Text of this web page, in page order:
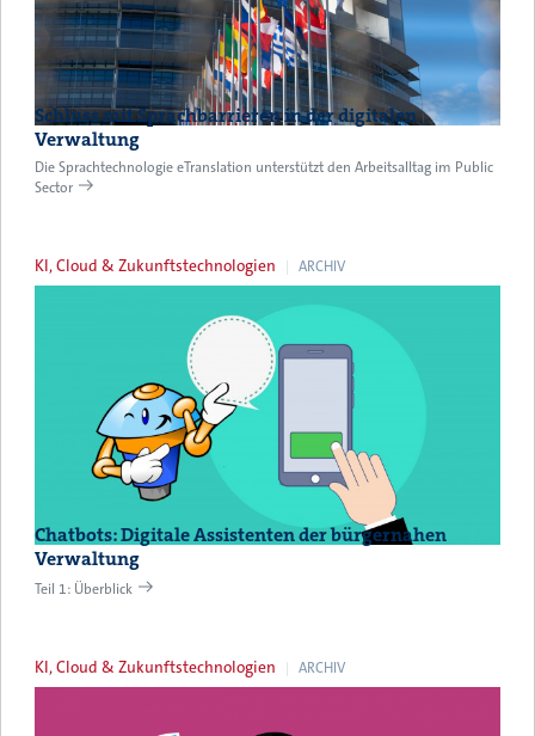
Schluss mit Sprachbarrieren in der digitalen
Verwaltung
Die Sprachtechnologie eTranslation unterstützt den Arbeitsalltag im Public
Sector
KI, Cloud & Zukunftstechnologien ARCHIV
Chatbots: Digitale Assistenten der bürgernahen
Verwaltung
Teil 1: Überblick
KI, Cloud & Zukunftstechnologien ARCHIV